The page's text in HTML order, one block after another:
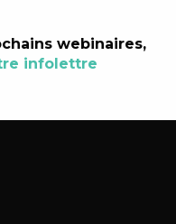
webinaires,
infolettre